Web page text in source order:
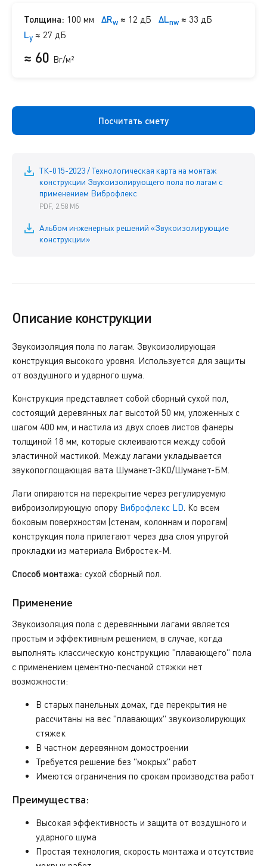
Толщина: 100 мм ΔRw ≈ 12 дБ ΔLnw ≈ 33 дБ
Ly ≈ 27 дБ
≈ 60 Br/м²
Посчитать смету
ТК-015-2023 / Технологическая карта на монтаж
конструкции Звукоизолирующего пола по лагам с
применением Виброфлекс
PDF, 2.58 Мб
Альбом инженерных решений «Звукоизолирующие
конструкции»
Описание конструкции
Звукоизоляция пола по лагам. Звукоизолирующая
конструкция высокого уровня. Используется для защиты
от воздушного и ударного шума.
Конструкция представляет собой сборный сухой пол,
состоящий деревянных лаг высотой 50 мм, уложенных с
шагом 400 мм, и настила из двух слоев листов фанеры
толщиной 18 мм, которые склеиваются между собой
эластичной мастикой. Между лагами укладывается
звукопоглощающая вата Шуманет-ЭКО/Шуманет-БМ.
Лаги опираются на перекрытие через регулируемую
виброизолирующую опору Виброфлекс LD . Ко всем
боковым поверхностям (стенам, колоннам и порогам)
конструкция пола прилегают через два слоя упругой
прокладки из материала Вибростек-М.
Способ монтажа: сухой сборный пол.
Применение
Звукоизоляция пола с деревянными лагами является
простым и эффективным решением, в случае, когда
выполнять классическую конструкцию "плавающего" пола
с применением цементно-песчаной стяжки нет
возможности:
В старых панельных домах, где перекрытия не
рассчитаны на вес "плавающих" звукоизолирующих
стяжек
В частном деревянном домостроении
Требуется решение без "мокрых" работ
Имеются ограничения по срокам производства работ
Преимущества:
Высокая эффективность и защита от воздушного и
ударного шума
Простая технология, скорость монтажа и отсутствие